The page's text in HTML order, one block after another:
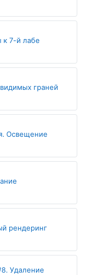
7-й лабе
граней
Освещение
рендеринг
Удаление